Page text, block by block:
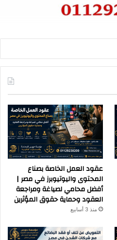
عقود العمل الخاصة بصناع
المحتوى واليوتيوبرز في مصر |
أفضل محامي لصياغة ومراجعة
العقود وحماية حقوق المؤثرين
منذ 3 أسابيع